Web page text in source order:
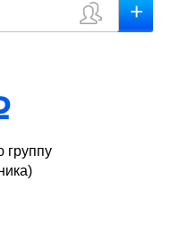
группу